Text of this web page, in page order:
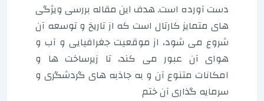
دست آورده است. هدف این مقاله بررسی ویژگی
های متمایز کارتال است که از تاریخ و توسعه آن
شروع می شود، از موقعیت جغرافیایی و آب و
هوای آن عبور می کند، تا زیرساخت ها و
امکانات متنوع آن و به جاذبه های گردشگری و
سرمایه گذاری آن ختم